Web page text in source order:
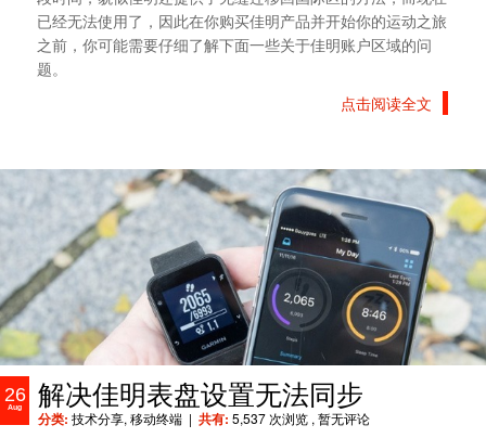
已经无法使用了，因此在你购买佳明产品并开始你的运动之旅
之前，你可能需要仔细了解下面一些关于佳明账户区域的问
题。
点击阅读全文
26
Aug 解决佳明表盘设置无法同步
分类: 技术分享, 移动终端 | 共有: 5,537 次浏览 , 暂无评论